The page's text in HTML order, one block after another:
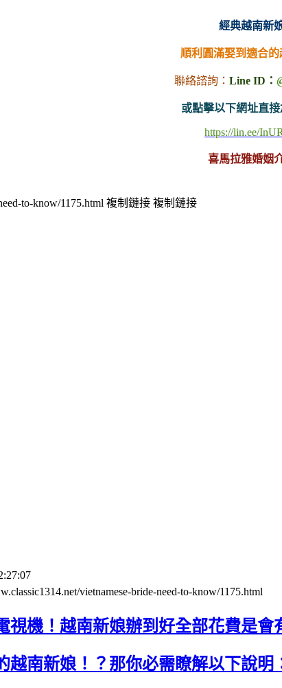
經典越南新
順利圓滿娶到適合
聯絡諮詢： Line ID：
或點擊以下網址直接
https://lin.ee/
喜馬拉雅婚姻
to-know/1175.html 複制鏈接 複制鏈接
vietnamese-bride-need-to-know/1175.html
視機！越南新娘辦到好全部花費是會
南新娘！？那你必需瞭解以下說明